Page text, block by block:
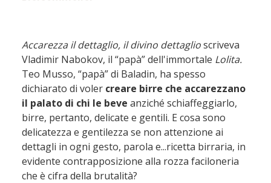
Accarezza il dettaglio, il divino dettaglioscriveva
Vladimir Nabokov, il “papà” dell'immortale Lolita.
Teo Musso, “papà” di Baladin, ha spesso
dichiarato di voler creare birre che accarezzano
il palato di chi le beve anziché schiaffeggiarlo,
birre, pertanto, delicate e gentili. E cosa sono
delicatezza e gentilezza se non attenzione ai
dettagli in ogni gesto, parola e...ricetta birraria, in
evidente contrapposizione alla rozza faciloneria
che è cifra della brutalità?